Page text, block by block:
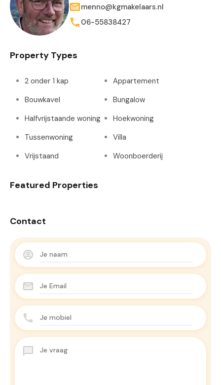
menno@kgmakelaars.nl
06-55838427
Property Types
2 onder 1 kap
Appartement
Bouwkavel
Bungalow
Halfvrijstaande woning
Hoekwoning
Tussenwoning
Villa
Vrijstaand
Woonboerderij
Featured Properties
Contact